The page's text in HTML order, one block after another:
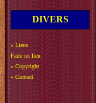
DIVERS
» Liens
Faire un lien
» Copyright
» Contact